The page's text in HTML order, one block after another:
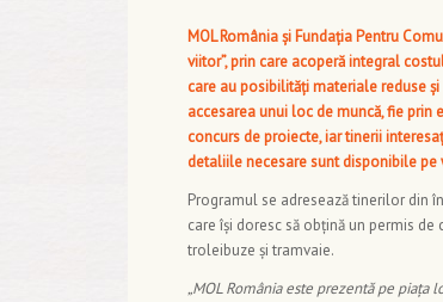
MOL România și Fundația Pentru
viitor”, prin care acoperă integral
care au posibilități materiale reduse
accesarea unui loc de muncă, fie
concurs de proiecte, iar tinerii
detaliile necesare sunt disponibile
Programul se adresează tinerilor din
care își doresc să obțină un permis
troleibuze și tramvaie.
„MOL România este prezentă pe